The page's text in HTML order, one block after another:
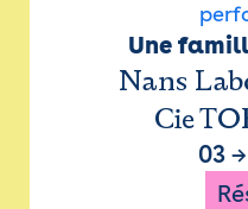
Une
Nans
Cie
03 →